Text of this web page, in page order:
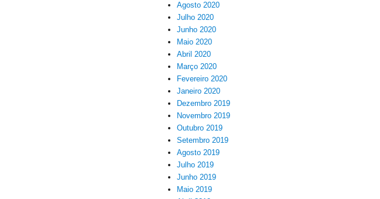
Agosto 2020
Julho 2020
Junho 2020
Maio 2020
Abril 2020
Março 2020
Fevereiro 2020
Janeiro 2020
Dezembro 2019
Novembro 2019
Outubro 2019
Setembro 2019
Agosto 2019
Julho 2019
Junho 2019
Maio 2019